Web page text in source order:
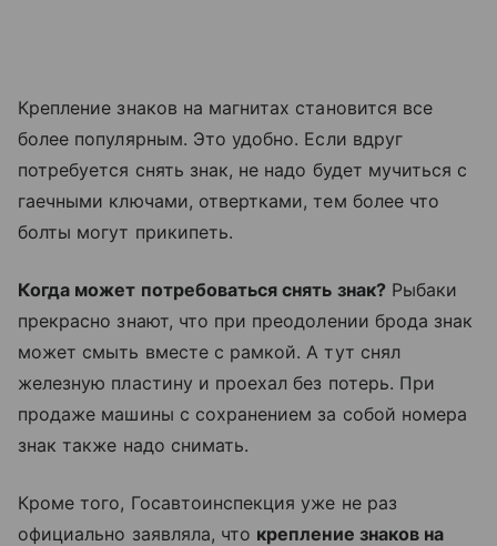
Крепление знаков на магнитах становится все
более популярным. Это удобно. Если вдруг
потребуется снять знак, не надо будет мучиться с
гаечными ключами, отвертками, тем более что
болты могут прикипеть.
Когда может потребоваться снять знак?Рыбаки
прекрасно знают, что при преодолении брода знак
может смыть вместе с рамкой. А тут снял
железную пластину и проехал без потерь. При
продаже машины с сохранением за собой номера
знак также надо снимать.
Кроме того, Госавтоинспекция уже не раз
официально заявляла, что крепление знаков на